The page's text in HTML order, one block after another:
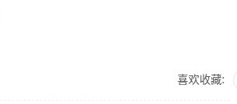
喜欢收藏: